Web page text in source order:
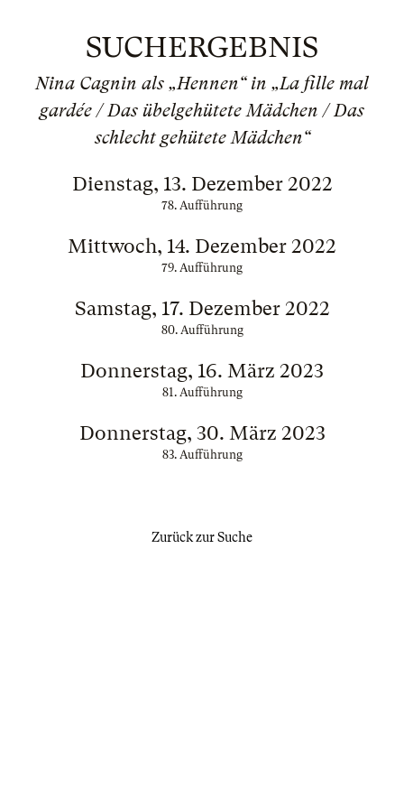
SUCHERGEBNIS
Nina Cagnin als „Hennen“ in „La fille mal
gardée / Das übelgehütete Mädchen / Das
schlecht gehütete Mädchen“
Dienstag, 13. Dezember 2022
78. Aufführung
Mittwoch, 14. Dezember 2022
79. Aufführung
Samstag, 17. Dezember 2022
80. Aufführung
Donnerstag, 16. März 2023
81. Aufführung
Donnerstag, 30. März 2023
83. Aufführung
Zurück zur Suche